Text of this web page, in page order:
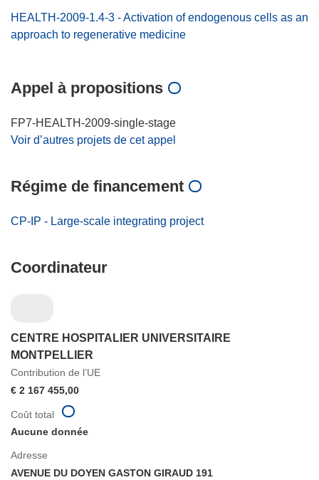
HEALTH-2009-1.4-3 - Activation of endogenous cells as an
approach to regenerative medicine
Appel à propositions
FP7-HEALTH-2009-single-stage
Voir d’autres projets de cet appel
Régime de financement
CP-IP - Large-scale integrating project
Coordinateur
CENTRE HOSPITALIER UNIVERSITAIRE
MONTPELLIER
Contribution de l’UE
€ 2 167 455,00
Adresse
AVENUE DU DOYEN GASTON GIRAUD 191
Coût total
Aucune donnée